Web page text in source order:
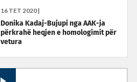
16 TET 2020 |
Donika Kadaj-Bujupi nga AAK-ja
përkrahë heqjen e homologimit për
vetura